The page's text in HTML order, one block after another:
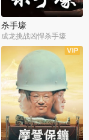
杀手壕
成龙挑战凶悍杀手壕